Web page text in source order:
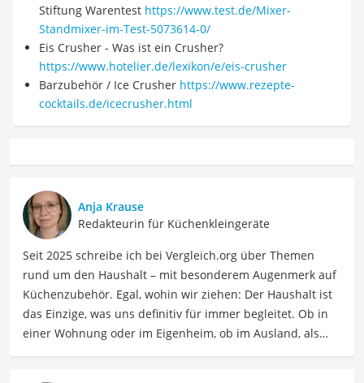
Stiftung Warentest https://www.test.de/Mixer-
Standmixer-im-Test-5073614-0/
Eis Crusher - Was ist ein Crusher?
https://www.hotelier.de/lexikon/e/eis-crusher
Barzubehör / Ice Crusher https://www.rezepte-
cocktails.de/icecrusher.html
Anja Krause
Redakteurin für Küchenkleingeräte
Seit 2025 schreibe ich bei Vergleich.org über Themen
rund um den Haushalt – mit besonderem Augenmerk auf
Küchenzubehör. Egal, wohin wir ziehen: Der Haushalt ist
das Einzige, was uns definitiv für immer begleitet. Ob in
einer Wohnung oder im Eigenheim, ob im Ausland, als